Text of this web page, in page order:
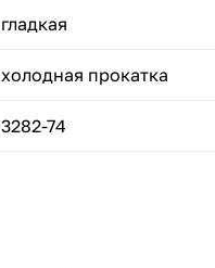
гладкая
холодная прокатка
3282-74